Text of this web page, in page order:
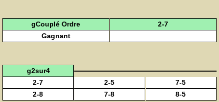
gCouplé Ordre
2-7
Gagnant
g2sur4
2-7
2-5
7-5
2-8
7-8 8-5